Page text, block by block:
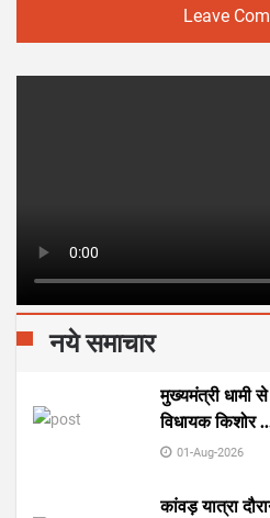
Leave
नये समाचार
मुख्यमंत्री धामी
विधायक किशोर
01-Aug-2026
कांवड़ यात्रा